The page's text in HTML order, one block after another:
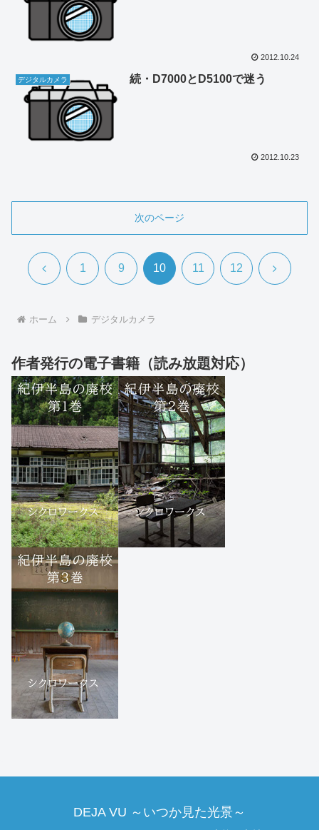
2012.10.24
デジタルカメラ 続・D7000とD5100で迷う
2012.10.23
次のページ
前 1 9 10 11 12 次
ホーム デジタルカメラ
作者発行の電子書籍（読み放題対応）
DEJA VU ～いつか見た光景～